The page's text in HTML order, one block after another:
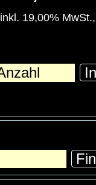
inkl. 19,00%